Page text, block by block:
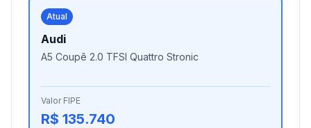
Atual
Audi
A5 Coupê 2.0 TFSI Quattro Stronic
Valor FIPE
R$ 135.740